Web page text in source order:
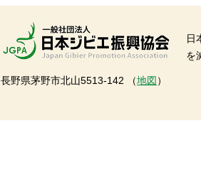
長野県茅野市北山5513-142 （地図 ）
日
を